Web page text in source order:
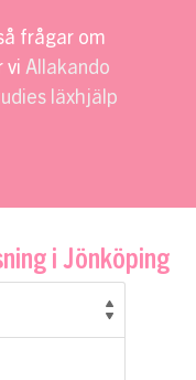
frågar om
vi Allakando
läxhjälp
i Jönköping